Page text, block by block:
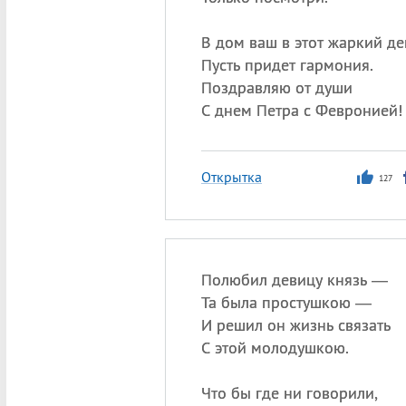
В дом ваш в этот жаркий
Пусть придет гармония.
Поздравляю от души
С днем Петра с Февронией!
Открытка 127
Полюбил девицу князь —
Та была простушкою —
И решил он жизнь связать
С этой молодушкою.
Что бы где ни говорили,